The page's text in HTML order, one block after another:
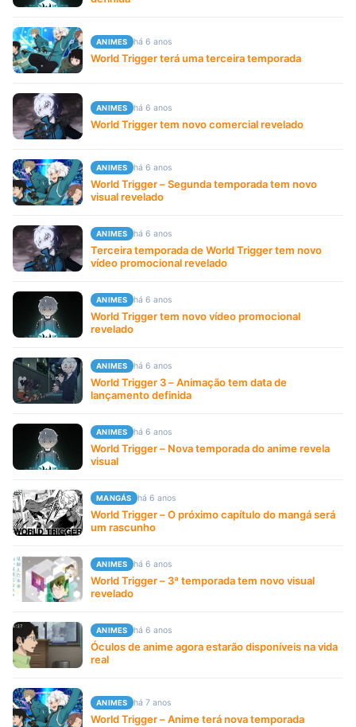
ANIMES há 6 anos
World Trigger terá uma terceira temporada
ANIMES há 6 anos
World Trigger tem novo comercial revelado
ANIMES há 6 anos
World Trigger – Segunda temporada tem novo
visual revelado
ANIMES há 6 anos
Terceira temporada de World Trigger tem novo
vídeo promocional revelado
ANIMES há 6 anos
World Trigger tem novo vídeo promocional
revelado
ANIMES há 6 anos
World Trigger 3 – Animação tem data de
lançamento definida
ANIMES há 6 anos
World Trigger – Nova temporada do anime revela
visual
MANGÁS há 6 anos
World Trigger – O próximo capítulo do mangá será
um rascunho
ANIMES há 6 anos
World Trigger – 3ª temporada tem novo visual
revelado
ANIMES há 6 anos
Óculos de anime agora estarão disponíveis na vida
real
ANIMES há 7 anos
World Trigger – Anime terá nova temporada